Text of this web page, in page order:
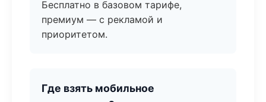
Бесплатно в базовом тарифе,
премиум — с рекламой и
приоритетом.
Где взять мобильное